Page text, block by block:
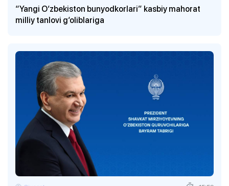
“Yangi O‘zbekiston bunyodkorlari” kasbiy mahorat
milliy tanlovi g‘oliblariga